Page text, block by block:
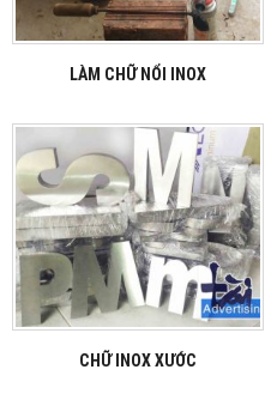
LÀM CHỮ NỔI INOX
CHỮ INOX XƯỚC